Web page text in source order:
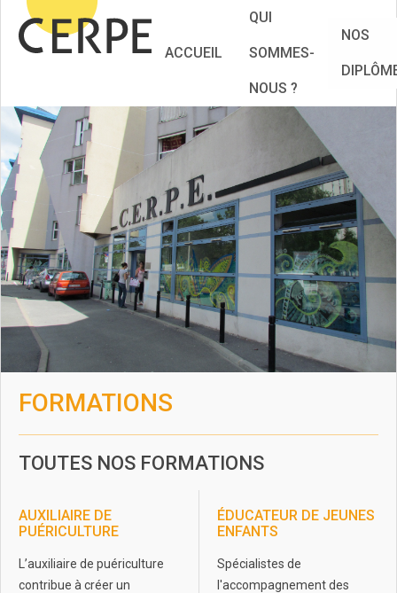
ACCUEIL
QUI
SOMMES-
NOUS ?
NOS
FORMATIONS
TOUTES NOS FORMATIONS
AUXILIAIRE DE
PUÉRICULTURE
L’auxiliaire de puériculture
contribue à créer un
ÉDUCATEUR DE JEUNES
ENFANTS
Spécialistes de
l'accompagnement des